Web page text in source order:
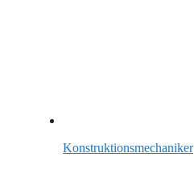
Konstruktionsmechaniker